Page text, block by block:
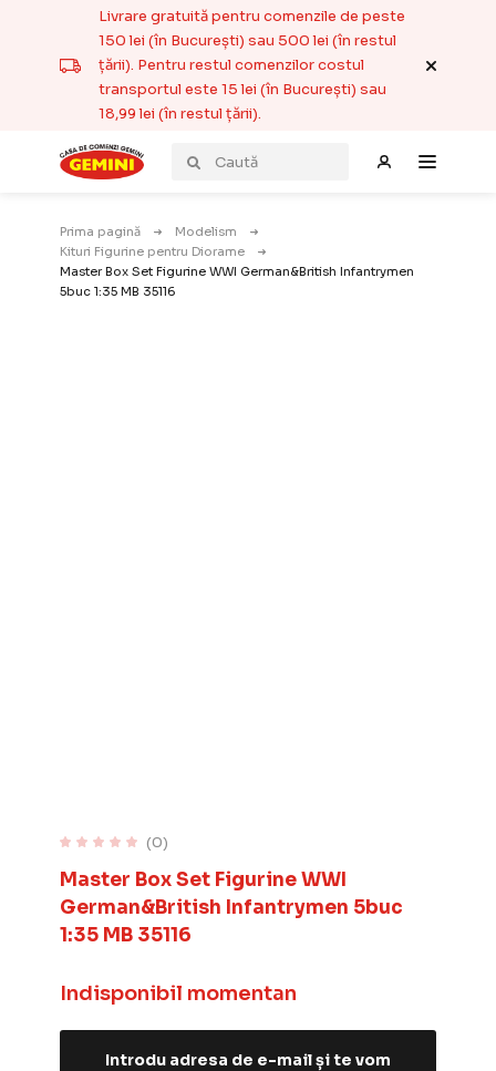
Livrare gratuită pentru comenzile de peste
150 lei (în București) sau 500 lei (în restul
țării). Pentru restul comenzilor costul
transportul este 15 lei (în București) sau
18,99 lei (în restul țării).
Prima pagină
Modelism
Kituri Figurine pentru Diorame
Master Box Set Figurine WWI German&British Infantrymen
5buc 1:35 MB 35116
(0)
Master Box Set Figurine WWI
German&British Infantrymen 5buc
1:35 MB 35116
Indisponibil momentan
Introdu adresa de e-mail și te vom